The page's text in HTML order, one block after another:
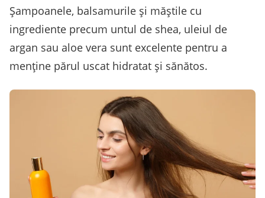
Șampoanele, balsamurile și măștile cu
ingrediente precum untul de shea, uleiul de
argan sau aloe vera sunt excelente pentru a
menține părul uscat hidratat și sănătos.